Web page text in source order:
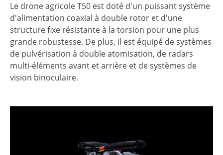
Le drone agricole T50 est doté d'un puissant système
d'alimentation coaxial à double rotor et d'une
structure fixe résistante à la torsion pour une plus
grande robustesse. De plus, il est équipé de systèmes
de pulvérisation à double atomisation, de radars
multi-éléments avant et arrière et de systèmes de
vision binoculaire.